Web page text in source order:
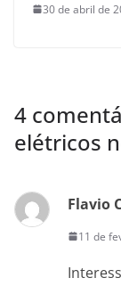
30 de abril de
4
elétricos
Flavio
11 de